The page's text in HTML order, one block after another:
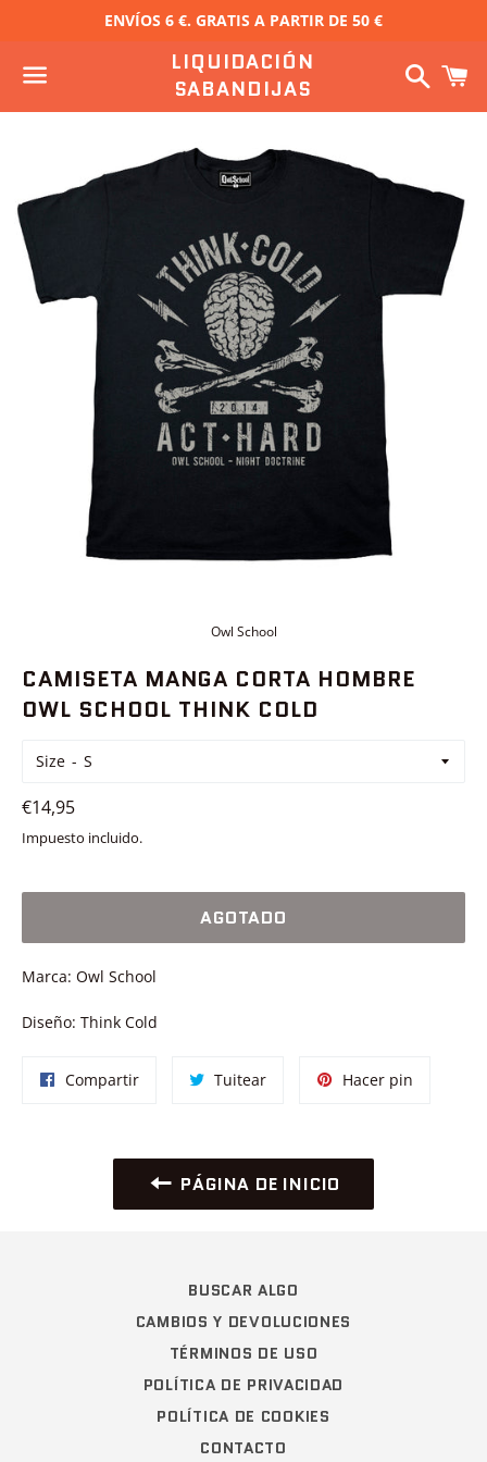
ENVÍOS 6 €. GRATIS A PARTIR DE 50 €
Menú
LIQUIDACIÓN
SABANDIJAS
Owl School
CAMISETA MANGA CORTA HOMBRE
OWL SCHOOL THINK COLD
Size
Precio
habitual
€14,95
Impuesto incluido.
AGOTADO
Marca: Owl School
Diseño: Think Cold
CompartirCompartir TuitearTuitear
Hacer pin
PÁGINA DE INICIO
BUSCAR ALGO
CAMBIOS Y DEVOLUCIONES
TÉRMINOS DE USO
POLÍTICA DE PRIVACIDAD
POLÍTICA DE COOKIES
CONTACTO